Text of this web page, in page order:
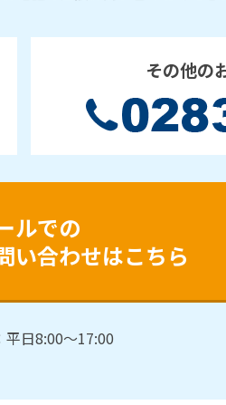
その他の
ルでの
い合わせはこちら
平日8:00～17:00